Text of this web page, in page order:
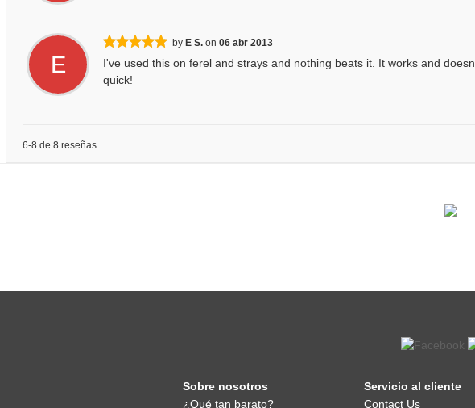
E
by E S. on 06 abr 2013
I've used this on ferel and strays and nothing beats it. It works and
quick!
6-8 de 8 reseñas
Sobre nosotros
¿Qué tan barato?
Servicio al cliente
Contact Us